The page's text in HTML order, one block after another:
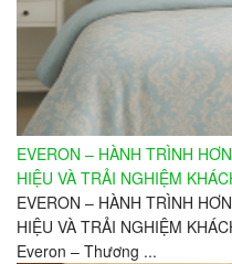
EVERON – HÀNH TRÌNH
HIỆU VÀ TRẢI NGHIỆM
EVERON – HÀNH TRÌNH
HIỆU VÀ TRẢI NGHIỆM
Everon – Thương ...